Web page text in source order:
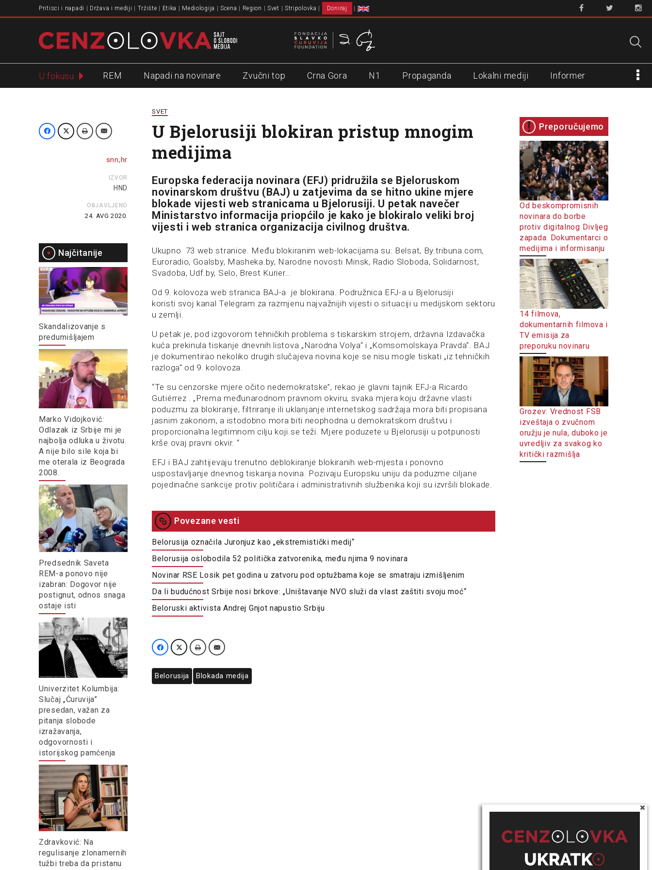
Pritisci i napadi Država i mediji Tržište Etika Mediologija Scena Region Svet Stripolovka Doniraj
U fokusu REM Napadi na novinare Zvučni top Crna Gora N1 Propaganda Lokalni mediji Informer
snn,hr
IZVOR
HND
OBJAVLJENO
24. AVG 2020.
Najčitanije
Skandalizovanje s
predumišljajem
Marko Vidojković:
Odlazak iz Srbije mi je
najbolja odluka u životu.
A nije bilo sile koja bi
me oterala iz Beograda
2008.
Predsednik Saveta
REM-a ponovo nije
izabran: Dogovor nije
postignut, odnos snaga
ostaje isti
Univerzitet Kolumbija:
Slučaj „Ćuruvija”
presedan, važan za
pitanja slobode
izražavanja,
odgovornosti i
istorijskog pamćenja
Zdravković: Na
regulisanje zlonamernih
tužbi treba da pristanu
SVET
U Bjelorusiji blokiran pristup mnogim
medijima
Europska federacija novinara (EFJ) pridružila se Bjeloruskom
novinarskom društvu (BAJ) u zatjevima da se hitno ukine mjere
blokade vijesti web stranicama u Bjelorusiji. U petak navečer
Ministarstvo informacija priopćilo je kako je blokiralo veliki broj
vijesti i web stranica organizacija civilnog društva.
Ukupno 73 web stranice. Među blokiranim web-lokacijama su: Belsat, By.tribuna.com,
Euroradio, Goalsby, Masheka.by, Narodne novosti Minsk, Radio Sloboda, Solidarnost,
Svadoba, Udf.by, Selo, Brest Kurier…
Od 9. kolovoza web stranica BAJ-a je blokirana. Podružnica EFJ-a u Bjelorusiji
koristi svoj kanal Telegram za razmjenu najvažnijih vijesti o situaciji u medijskom sektoru
u zemlji.
U petak je, pod izgovorom tehničkih problema s tiskarskim strojem, državna Izdavačka
kuća prekinula tiskanje dnevnih listova „Narodna Volya“ i „Komsomolskaya Pravda“. BAJ
je dokumentirao nekoliko drugih slučajeva novina koje se nisu mogle tiskati „iz tehničkih
razloga“ od 9. kolovoza.
“Te su cenzorske mjere očito nedemokratske”, rekao je glavni tajnik EFJ-a Ricardo
Gutiérrez . „Prema međunarodnom pravnom okviru, svaka mjera koju državne vlasti
poduzmu za blokiranje, filtriranje ili uklanjanje internetskog sadržaja mora biti propisana
jasnim zakonom, a istodobno mora biti neophodna u demokratskom društvu i
proporcionalna legitimnom cilju koji se teži. Mjere poduzete u Bjelorusiji u potpunosti
krše ovaj pravni okvir. “
EFJ i BAJ zahtijevaju trenutno deblokiranje blokiranih web-mjesta i ponovno
uspostavljanje dnevnog tiskanja novina. Pozivaju Europsku uniju da poduzme ciljane
pojedinačne sankcije protiv političara i administrativnih službenika koji su izvršili blokade.
Povezane vesti
Belorusija označila Juronjuz kao „ekstremistički medij“
Belorusija oslobodila 52 politička zatvorenika, među njima 9 novinara
Novinar RSE Losik pet godina u zatvoru pod optužbama koje se smatraju izmišljenim
Da li budućnost Srbije nosi brkove: „Uništavanje NVO služi da vlast zaštiti svoju moć“
Beloruski aktivista Andrej Gnjot napustio Srbiju
Belorusija Blokada medija
Preporučujemo
Od beskompromisnih
novinara do borbe
protiv digitalnog Divljeg
zapada: Dokumentarci o
medijima i informisanju
14 filmova,
dokumentarnih filmova i
TV emisija za
preporuku novinaru
Grozev: Vrednost FSB
izveštaja o zvučnom
oružju je nula, duboko je
uvredljiv za svakog ko
kritički razmišlja